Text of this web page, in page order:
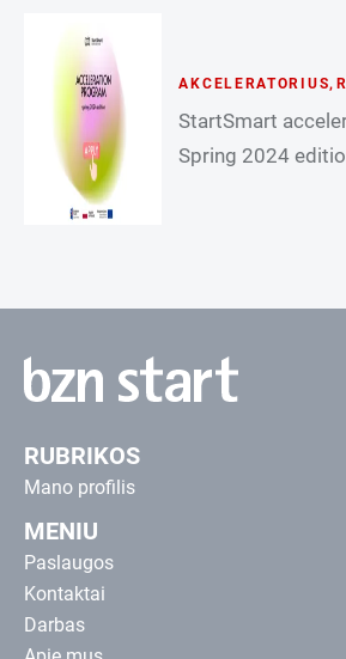
AKCELERATORIUS,
StartSmart
Spring 2024
RUBRIKOS
Mano profilis
MENIU
Paslaugos
Kontaktai
Darbas